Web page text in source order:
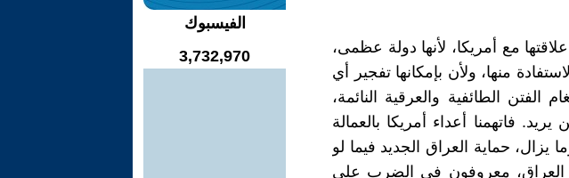
مع أمريكا، لأنها دولة عظمى،
منها، ولأن بإمكانها تفجير أي
الطائفية والعرقية النائمة،
فاتهمنا أعداء أمريكا بالعمالة
يزال، حماية العراق الجديد فيما لو
العراق، معروفون في الضرب على
الفيسبوك
3,732,970